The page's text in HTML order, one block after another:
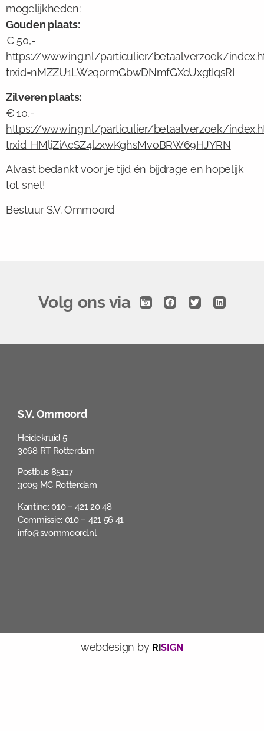
mogelijkheden:
Gouden plaats:
€ 50,-
https://www.ing.nl/particulier/betaalverzoek/
trxid=nMZZU1LW2q0rmGbwDNmfGXcUxgtIqsRI
Zilveren plaats:
€ 10,-
https://www.ing.nl/particulier/betaalverzoek/
trxid=HMljZiAcSZ4lzxwKghsMvoBRW69HJYRN
Alvast bedankt voor je tijd én bijdrage en hopelijk
tot snel!
Bestuur S.V. Ommoord
Volg ons via
S.V. Ommoord
Heidekruid 5
3068 RT Rotterdam
Postbus 85117
3009 MC Rotterdam
Kantine: 010 – 421 20 48
Commissie: 010 – 421 56 41
info@svommoord.nl
webdesign by RISIGN